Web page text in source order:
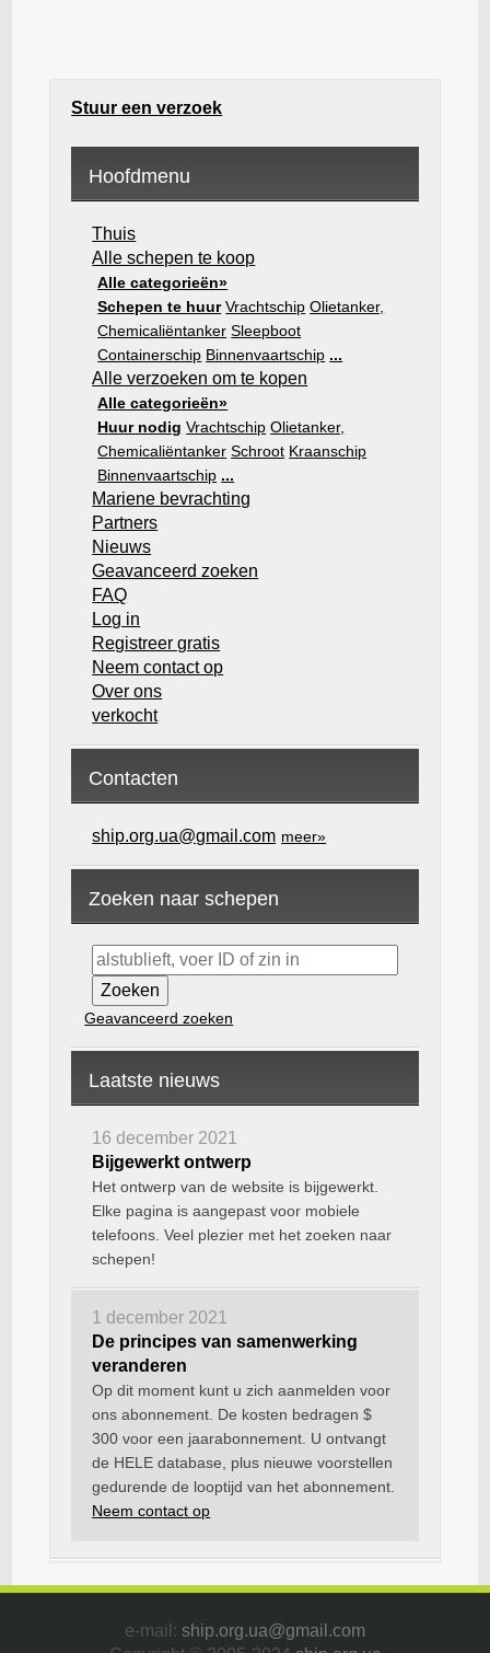
Stuur een verzoek
Hoofdmenu
Thuis
Alle schepen te koop
Alle categorieën»
Schepen te huur Vrachtschip Olietanker,
Chemicaliëntanker Sleepboot
Containerschip Binnenvaartschip ...
Alle verzoeken om te kopen
Alle categorieën»
Huur nodig Vrachtschip Olietanker,
Chemicaliëntanker Schroot Kraanschip
Binnenvaartschip ...
Mariene bevrachting
Partners
Nieuws
Geavanceerd zoeken
FAQ
Log in
Registreer gratis
Neem contact op
Over ons
verkocht
Contacten
ship.org.ua@gmail.com meer»
Zoeken naar schepen
Geavanceerd zoeken
Laatste nieuws
16 december 2021
Bijgewerkt ontwerp
Het ontwerp van de website is bijgewerkt.
Elke pagina is aangepast voor mobiele
telefoons. Veel plezier met het zoeken naar
schepen!
1 december 2021
De principes van samenwerking
veranderen
Op dit moment kunt u zich aanmelden voor
ons abonnement. De kosten bedragen $
300 voor een jaarabonnement. U ontvangt
de HELE database, plus nieuwe voorstellen
gedurende de looptijd van het abonnement.
Neem contact op
e-mail: ship.org.ua@gmail.com